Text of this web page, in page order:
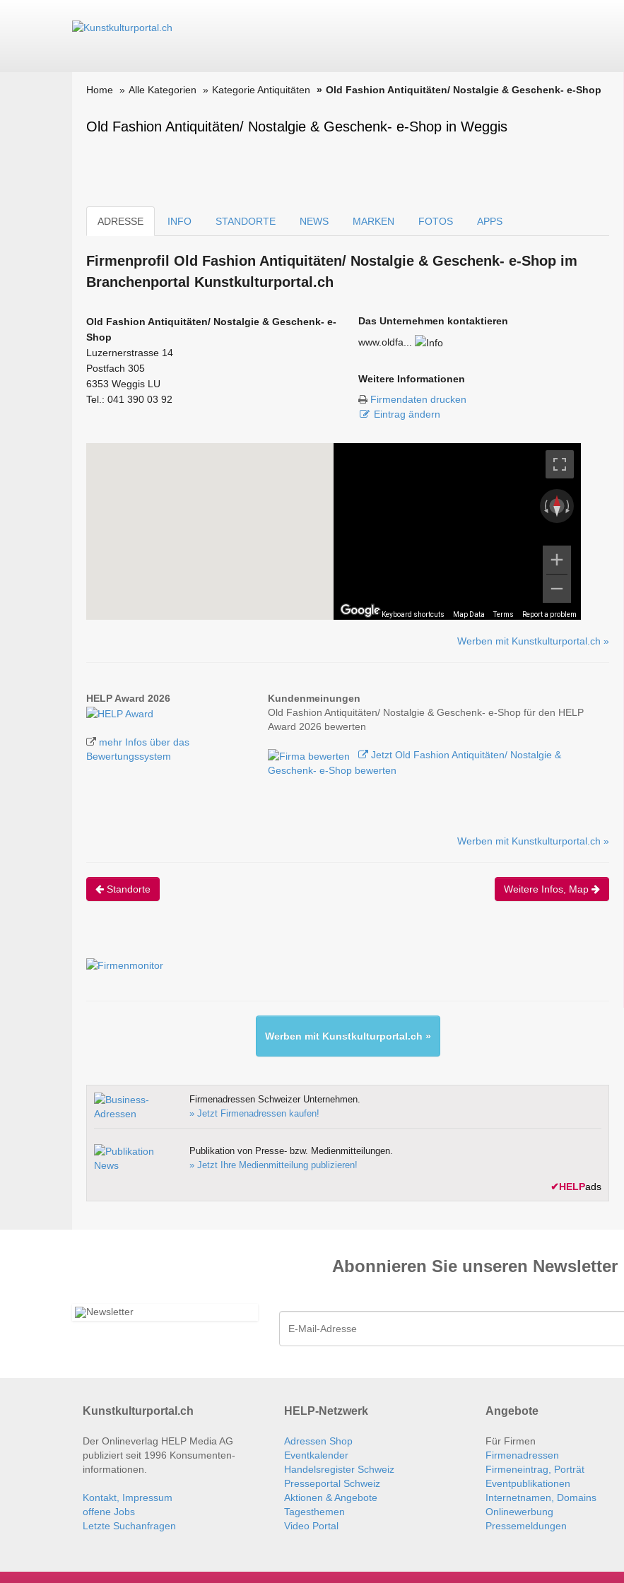
Home Alle Kategorien Kategorie Antiquitäten Old Fashion Antiquitäten/ Nostalgie & Geschenk- e-Shop
Old Fashion Antiquitäten/ Nostalgie & Geschenk- e-Shop in Weggis
ADRESSE INFO STANDORTE NEWS MARKEN FOTOS APPS
Firmen­profil Old Fashion Antiquitäten/ Nostalgie & Geschenk- e-Shop im
Branchen­portal Kunstkulturportal.ch
Old Fashion Antiquitäten/ Nostalgie & Geschenk- e-
Shop
Luzernerstrasse 14
Postfach 305
6353 Weggis LU
Tel.: 041 390 03 92
Das Unternehmen kontaktieren
www.oldfa...
Weitere Informationen
Firmendaten drucken
Eintrag ändern
Keyboard shortcuts Map Data Terms Report a problem
Werben mit Kunstkulturportal.ch »
HELP Award 2026
mehr Infos über das
Bewertungssystem
Kundenmeinungen
Old Fashion Antiquitäten/ Nostalgie & Geschenk- e-Shop für den HELP
Award 2026 bewerten
Jetzt Old Fashion Antiquitäten/ Nostalgie &
Geschenk- e-Shop bewerten
Werben mit Kunstkulturportal.ch »
Standorte Weitere Infos, Map
Werben mit Kunstkulturportal.ch »
Firmenadressen Schweizer Unternehmen.
» Jetzt Firmenadressen kaufen!
Publikation von Presse- bzw. Medienmitteilungen.
» Jetzt Ihre Medienmitteilung publizieren!
✔HELPads
Abonnieren Sie unseren News­letter
Kunstkulturportal.ch
Der Onlineverlag HELP Media AG
publiziert seit 1996 Konsumenten­
informationen.
Kontakt, Impressum
offene Jobs
Letzte Suchanfragen
HELP-Netzwerk
Adressen Shop
Eventkalender
Handelsregister Schweiz
Presseportal Schweiz
Aktionen & Angebote
Tagesthemen
Video Portal
Angebote
Für Firmen
Firmenadressen
Firmeneintrag, Porträt
Eventpublikationen
Internetnamen, Domains
Onlinewerbung
Pressemeldungen